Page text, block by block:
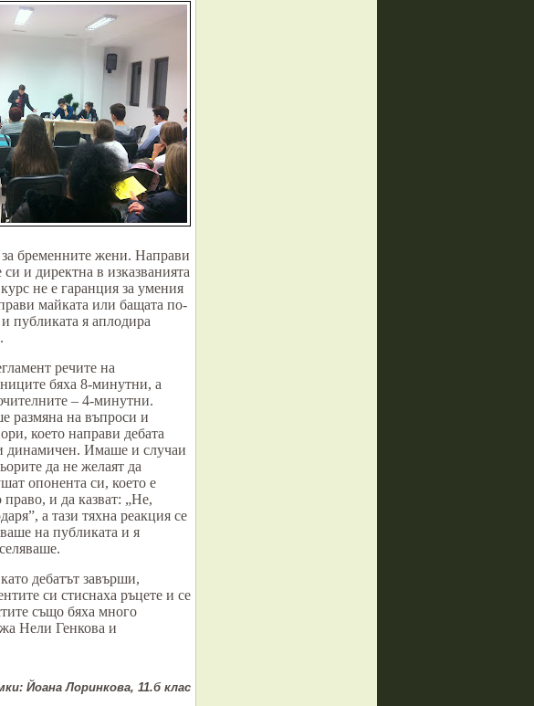
бременните жени. Направи
и директна в изказванията
не е гаранция за умения
майката или бащата по-
публиката я аплодира
речите на
бяха 8-минутни, а
– 4-минутни.
размяна на въпроси и
което направи дебата
динамичен. Имаше и случаи
да не желаят да
опонента си, което е
право, и да казват: „Не,
а тази тяхна реакция се
на публиката и я
дебатът завърши,
си стиснаха ръцете и се
също бяха много
Нели Генкова и
Йоана Лоринкова, 11.б клас